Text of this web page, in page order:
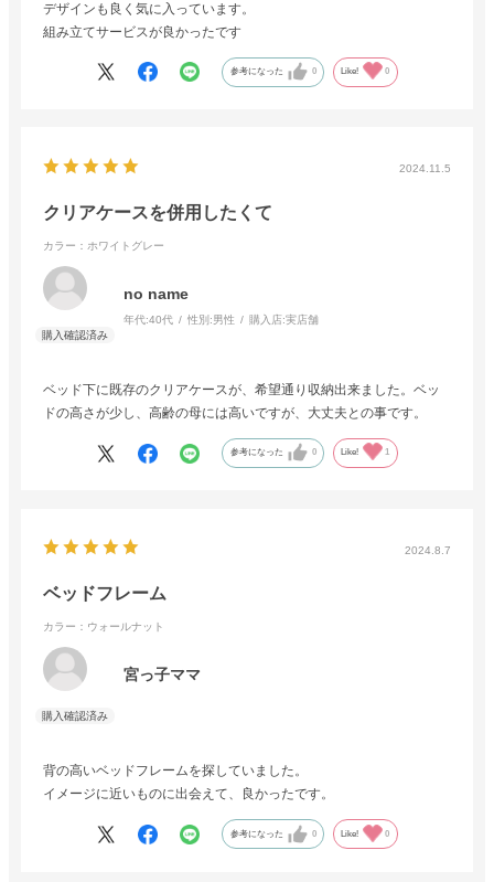
デザインも良く気に入っています。
組み立てサービスが良かったです
参考になった 0 Like! 0
2024.11.5
クリアケースを併用したくて
カラー：ホワイトグレー
no name
年代:40代 性別:男性 購入店:実店舗
ベッド下に既存のクリアケースが、希望通り収納出来ました。ベッ
ドの高さが少し、高齢の母には高いですが、大丈夫との事です。
参考になった 0 Like! 1
2024.8.7
ベッドフレーム
カラー：ウォールナット
宮っ子ママ
背の高いベッドフレームを探していました。
イメージに近いものに出会えて、良かったです。
参考になった 0 Like! 0